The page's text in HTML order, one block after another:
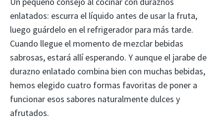
enlatados: escurra el líquido antes de usar la fruta,
luego guárdelo en el refrigerador para más tarde.
Cuando llegue el momento de mezclar bebidas
sabrosas, estará allí esperando. Y aunque el jarabe de
durazno enlatado combina bien con muchas bebidas,
hemos elegido cuatro formas favoritas de poner a
funcionar esos sabores naturalmente dulces y
afrutados.